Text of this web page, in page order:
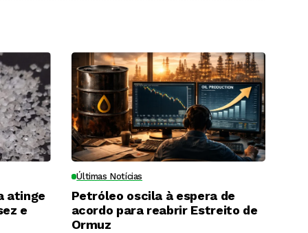
atinge
e
Últimas Notícias
Petróleo oscila à espera de
acordo para reabrir Estreito de
Ormuz